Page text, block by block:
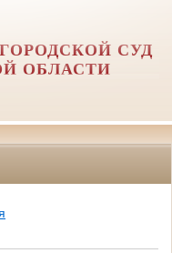
СУД
ОБЛАСТИ